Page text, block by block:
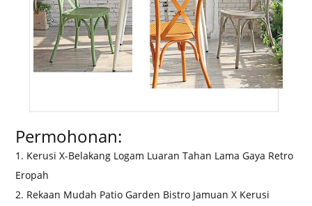
Permohonan:
1. Kerusi X-Belakang Logam Luaran Tahan Lama Gaya Retro
Eropah
2. Rekaan Mudah Patio Garden Bistro Jamuan X Kerusi